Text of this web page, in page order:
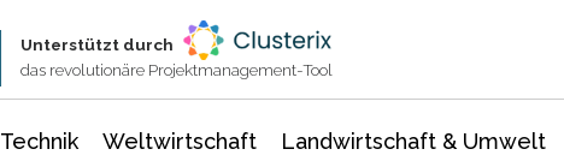
Unterstützt durch
das revolutionäre Projektmanagement-Tool
Technik Weltwirtschaft Landwirtschaft & Umwelt